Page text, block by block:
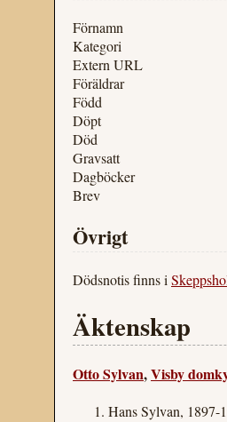
Förnamn
Kategori
Extern URL
Föräldrar
Född
Döpt
Död
Gravsatt
Dagböcker
Brev
Övrigt
Dödsnotis finns i
Äktenskap
Otto Sylvan,Visby
Hans Sylvan, 1897-